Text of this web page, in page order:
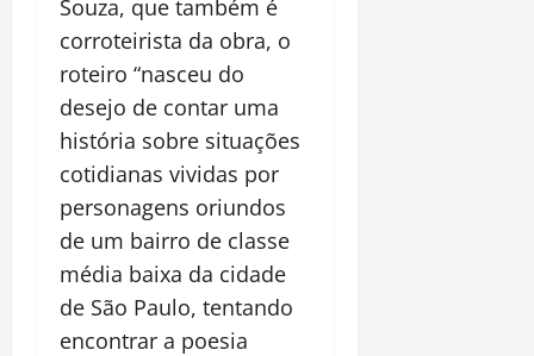
Souza, que também é
corroteirista da obra, o
roteiro “nasceu do
desejo de contar uma
história sobre situações
cotidianas vividas por
personagens oriundos
de um bairro de classe
média baixa da cidade
de São Paulo, tentando
encontrar a poesia